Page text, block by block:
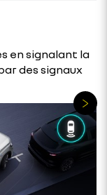
en signalant la
des signaux